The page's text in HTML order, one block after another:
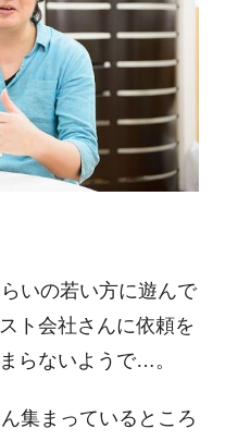
いの若い方に遊んで
ト会社さんに依頼を
らないようで…。
集まっているところ